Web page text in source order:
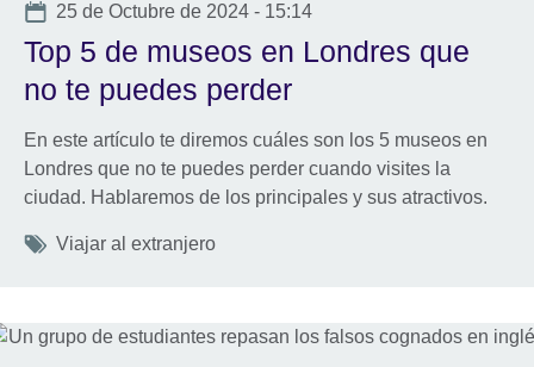
Date
25 de Octubre de 2024 - 15:14
Top 5 de museos en Londres que
no te puedes perder
En este artículo te diremos cuáles son los 5 museos en
Londres que no te puedes perder cuando visites la
ciudad. Hablaremos de los principales y sus atractivos.
Tags
Viajar al extranjero